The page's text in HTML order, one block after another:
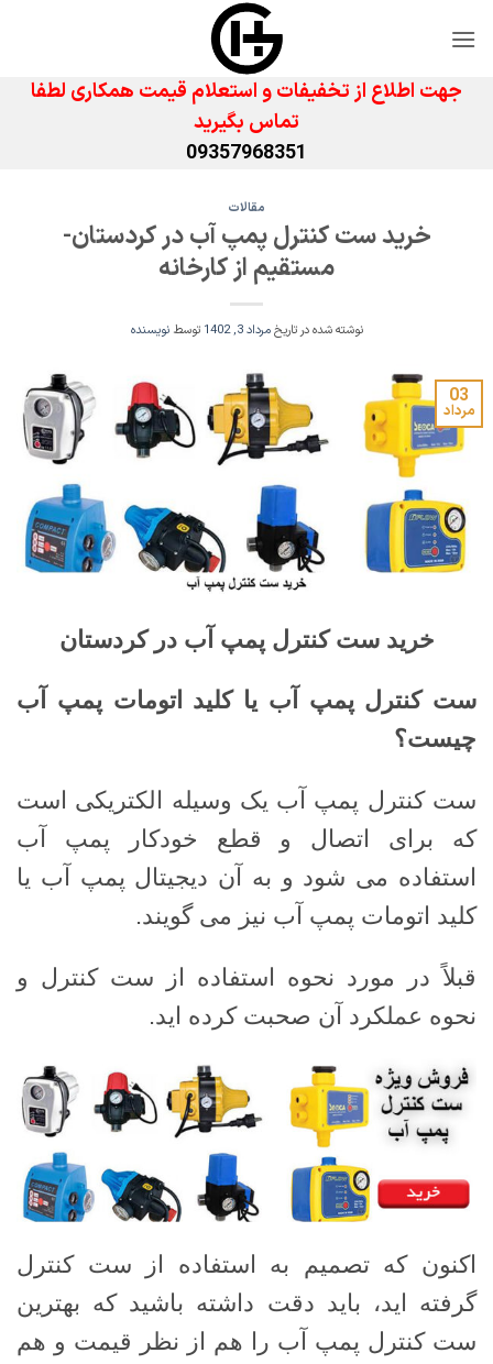
جهت اطلاع از تخفیفات و استعلام قیمت همکاری لطفا
تماس بگیرید
09357968351
مقالات
خرید ست کنترل پمپ آب در کردستان-
مستقیم از کارخانه
نوشته شده در تاریخمرداد 3, 1402 توسطنویسنده
03
مرداد
خرید ست کنترل پمپ آب در کردستان
ست کنترل پمپ آب یا کلید اتومات پمپ آب
چیست؟
ست کنترل پمپ آب یک وسیله الکتریکی است
که برای اتصال و قطع خودکار پمپ آب
استفاده می شود و به آن دیجیتال پمپ آب یا
کلید اتومات پمپ آب نیز می گویند.
قبلاً در مورد نحوه استفاده از ست کنترل و
نحوه عملکرد آن صحبت کرده اید.
اکنون که تصمیم به استفاده از ست کنترل
گرفته اید، باید دقت داشته باشید که بهترین
ست کنترل پمپ آب را هم از نظر قیمت و هم